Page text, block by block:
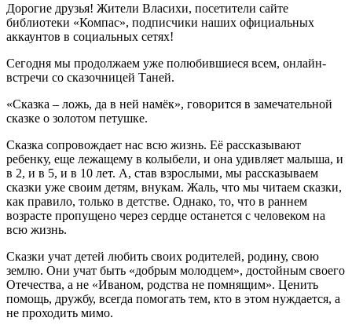
Дорогие друзья! Жители Власихи, посетители сайте
библиотеки «Компас», подписчики наших официальных
аккаунтов в социальных сетях!
Сегодня мы продолжаем уже полюбившиеся всем, онлайн-
встречи со сказочницей Таней.
«Сказка – ложь, да в ней намёк», говорится в замечательной
сказке о золотом петушке.
Сказка сопровождает нас всю жизнь. Её рассказывают
ребенку, еще лежащему в колыбели, и она удивляет малыша, и
в 2, и в 5, и в 10 лет. А, став взрослыми, мы рассказываем
сказки уже своим детям, внукам. Жаль, что мы читаем сказки,
как правило, только в детстве. Однако, то, что в раннем
возрасте пропущено через сердце останется с человеком на
всю жизнь.
Сказки учат детей любить своих родителей, родину, свою
землю. Они учат быть «добрым молодцем», достойным своего
Отечества, а не «Иваном, родства не помнящим». Ценить
помощь, дружбу, всегда помогать тем, кто в этом нуждается, а
не проходить мимо.